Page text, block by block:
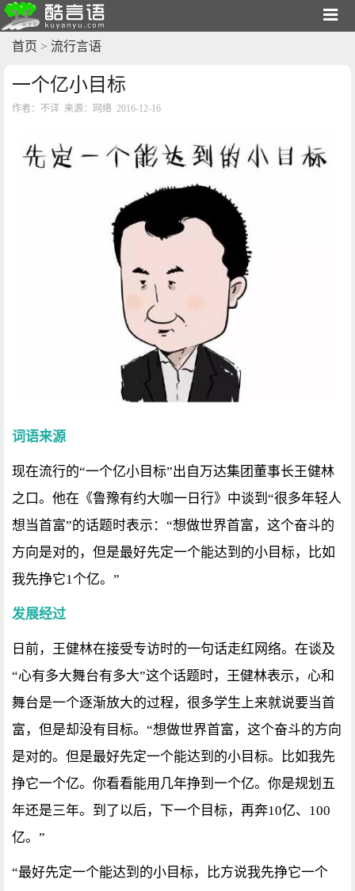
首页 > 流行言语
一个亿小目标
作者：不详 来源：网络 2016-12-16
词语来源
现在流行的“一个亿小目标”出自万达集团董事长王健林
之口。他在《鲁豫有约大咖一日行》中谈到“很多年轻人
想当首富”的话题时表示：“想做世界首富，这个奋斗的
方向是对的，但是最好先定一个能达到的小目标，比如
我先挣它1个亿。”
发展经过
日前，王健林在接受专访时的一句话走红网络。在谈及
“心有多大舞台有多大”这个话题时，王健林表示，心和
舞台是一个逐渐放大的过程，很多学生上来就说要当首
富，但是却没有目标。“想做世界首富，这个奋斗的方向
是对的。但是最好先定一个能达到的小目标。比如我先
挣它一个亿。你看看能用几年挣到一个亿。你是规划五
年还是三年。到了以后，下一个目标，再奔10亿、100
亿。”
“最好先定一个能达到的小目标，比方说我先挣它一个